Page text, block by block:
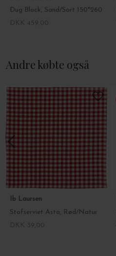
Dug Block, Sand/Sort 150*260
Andre købte også
Ib Laursen
Stofserviet Asta, Rød/Natur